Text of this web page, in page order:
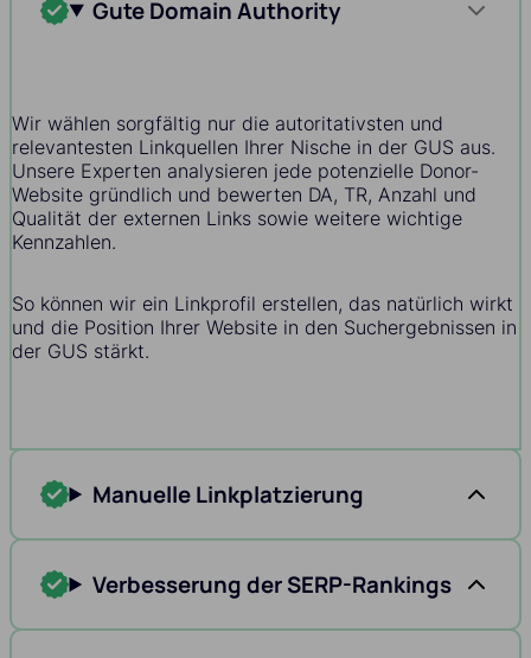
Gute Domain Authority
Wir wählen sorgfältig nur die autoritativsten und
relevantesten Linkquellen Ihrer Nische in der GUS aus.
Unsere Experten analysieren jede potenzielle Donor-
Website gründlich und bewerten DA, TR, Anzahl und
Qualität der externen Links sowie weitere wichtige
Kennzahlen.
So können wir ein Linkprofil erstellen, das natürlich wirkt
und die Position Ihrer Website in den Suchergebnissen in
der GUS stärkt.
Manuelle Linkplatzierung
Verbesserung der SERP-Rankings